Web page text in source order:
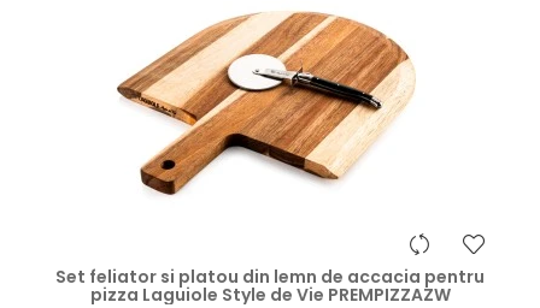
Set feliator si platou din lemn de accacia pentru
pizza Laguiole Style de Vie PREMPIZZAZW